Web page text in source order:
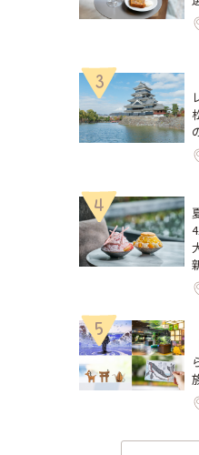
3
4
5